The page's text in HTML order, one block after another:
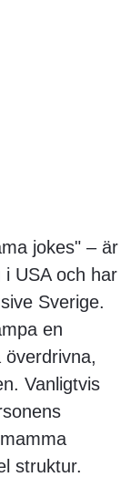
jokes" – är
USA och har
Sverige.
en
Vanligtvis
struktur.